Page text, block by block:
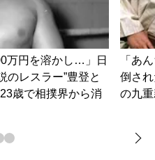
万円を溶かし…」日
のレスラー”豊登と
歳で相撲界から消
「あ
倒さ
の九